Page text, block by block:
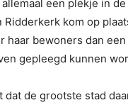
een plekje in
kom op
haar bewoners dan
gepleegd kunnen
de grootste stad